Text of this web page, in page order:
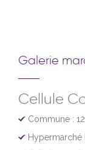
Galerie
Cellule
Commune :
Hypermarché